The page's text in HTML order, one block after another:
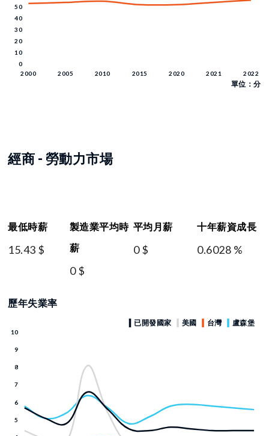
單位：分
經商 - 勞動力市場
最低時薪
15.43 $
製造業平均時
薪
0 $
平均月薪
0 $
十年薪資成長
0.6028 %
歷年失業率